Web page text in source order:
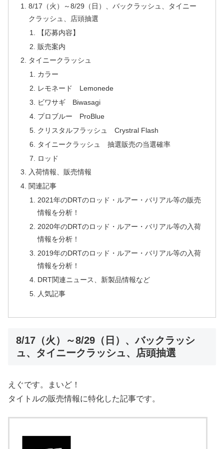
8/17（火）～8/29（日）、バックラッシュ、タイニー
クラッシュ、店頭抽選
【応募内容】
販売案内
タイニークラッシュ
カラー
レモネード Lemonede
ビワサギ Biwasagi
プロブルー ProBlue
クリスタルフラッシュ Crystral Flash
タイニークラッシュ 抽選販売の当選確率
ロッド
入荷情報、販売情報
関連記事
2021年のDRTのロッド・ルアー・バリアル等の販売
情報を分析！
2020年のDRTのロッド・ルアー・バリアル等の入荷
情報を分析！
2019年のDRTのロッド・ルアー・バリアル等の入荷
情報を分析！
DRT関連ニュース、新製品情報など
人気記事
8/17（火）～8/29（日）、バックラッシ
ュ、タイニークラッシュ、店頭抽選
えぐです。まいど！
タイトルの販売情報に特化した記事です。